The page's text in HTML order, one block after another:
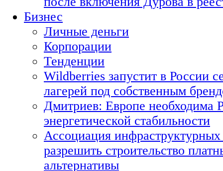
Бизнес
Личные деньги
Корпорации
Тенденции
Wildberries запустит в России
лагерей под собственным
Дмитриев: Европе необходима
энергетической стабильности
Ассоциация
разрешить строительство
альтернативы